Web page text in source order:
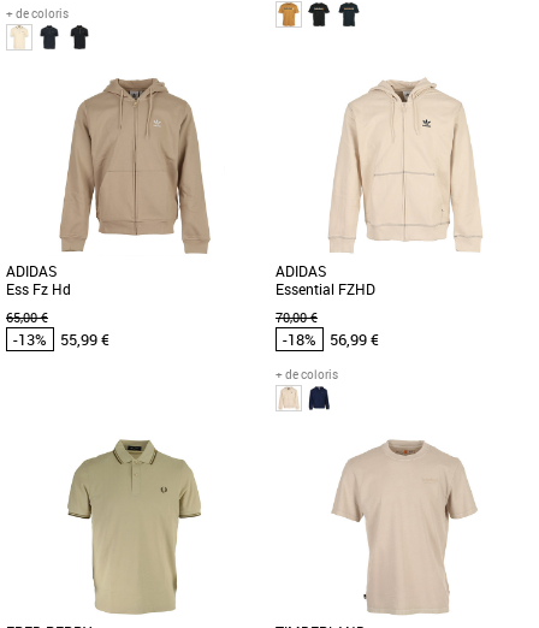
+ de coloris
Vêtements pas cher et Promos
Vêtements
Le polo Fred Perry Crepe Pique est un
incontournable de la garde-robe
masculine, alliant élégance et [...]
Vêtements pas cher et Promos
Vêtements
Ce t-shirt 100 % coton est orné d'un
grand logo Timberland® sur le devant.
Le tee-shirt Timberland [...]
ADIDAS
Ess Fz Hd
65,00 €
-13% 55,99 €
Vêtements pas cher et Promos
Vêtements
Découvrez le sweat adidas Ess Fz Hd,
un incontournable de la collection
printemps-été 2026 pour homme. [...]
ADIDAS
Essential FZHD
70,00 €
-18% 56,99 €
+ de coloris
Vêtements pas cher et Promos
Vêtements
Découvrez le sweat adidas Essentials
FZHD, un modèle alliant confort et style
pour la saison Printemps-Été [...]